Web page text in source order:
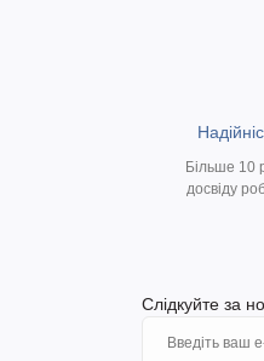
Більше 10
досвіду
Слідкуйте за